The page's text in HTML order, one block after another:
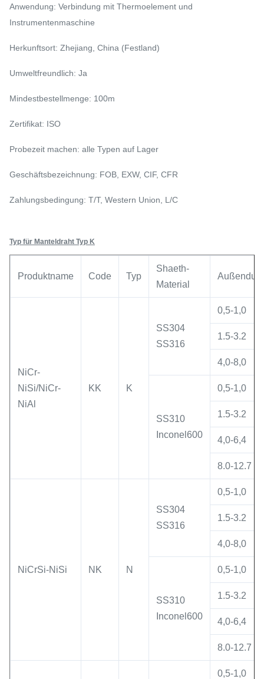
Anwendung: Verbindung mit Thermoelement und
Instrumentenmaschine
Herkunftsort: Zhejiang, China (Festland)
Umweltfreundlich: Ja
Mindestbestellmenge: 100m
Zertifikat: ISO
Probezeit machen: alle Typen auf Lager
Geschäftsbezeichnung: FOB, EXW, CIF, CFR
Zahlungsbedingung: T/T, Western Union, L/C
Typ für Manteldraht Typ K
Produktname Code Typ
Shaeth-
Material
NiCr-
NiSi/NiCr-
NiAl
KK K
SS304
SS316
0,5-1,0
1.5-3.2
4,0-8,0
SS310
Inconel600
0,5-1,0
1.5-3.2
4,0-6,4
8.0-12.7
NiCrSi-NiSi NK N
SS304
SS316
0,5-1,0
1.5-3.2
4,0-8,0
SS310
Inconel600
0,5-1,0
1.5-3.2
4,0-6,4
8.0-12.7
0,5-1,0